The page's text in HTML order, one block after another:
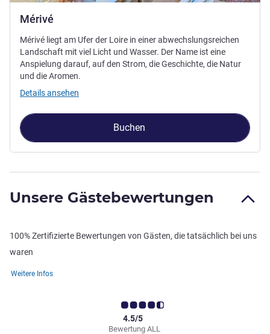
Mérivé
Mérivé liegt am Ufer der Loire in einer abwechslungsreichen
Landschaft mit viel Licht und Wasser. Der Name ist eine
Anspielung darauf, auf den Strom, die Geschichte, die Natur
und die Aromen.
Details ansehen
Buchen
Unsere Gästebewertungen
100% Zertifizierte Bewertungen von Gästen, die tatsächlich bei uns
waren
Weitere Infos
Bewertung ALL
4.5/5